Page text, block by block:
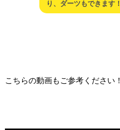
り、ダーツもできます！
こちらの動画もご参考ください！